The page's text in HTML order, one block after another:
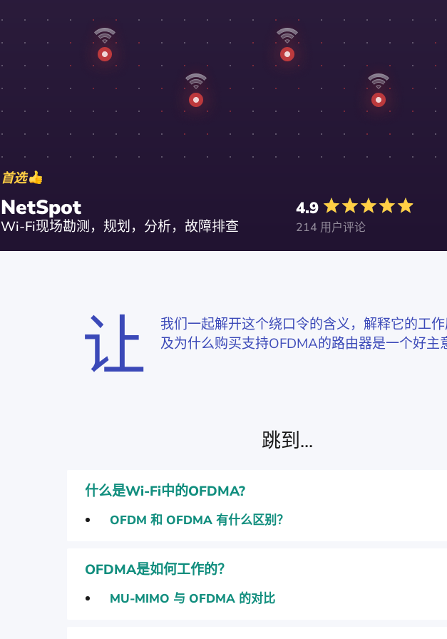
首选
NetSpot
Wi-Fi现场勘测，规划，分析，故障排查
4.9
214 用户评论
让
我们一起解开这个绕口令的含义，解释它的工
及为什么购买支持OFDMA的路由器是一个好主
跳到...
什么是Wi-Fi中的OFDMA?
OFDM 和 OFDMA 有什么区别？
OFDMA是如何工作的？
MU-MIMO 与 OFDMA 的对比